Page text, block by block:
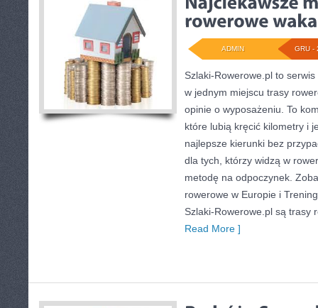
GRU -
ADMIN
Szlaki-Rowerowe.pl to
w jednym miejscu trasy
opinie o wyposażeniu. To
które lubią kręcić kilometry i
najlepsze kierunki bez
dla tych, którzy widzą w
metodę na odpoczynek.
rowerowe w Europie i
Szlaki-Rowerowe.pl są trasy
Read More ]